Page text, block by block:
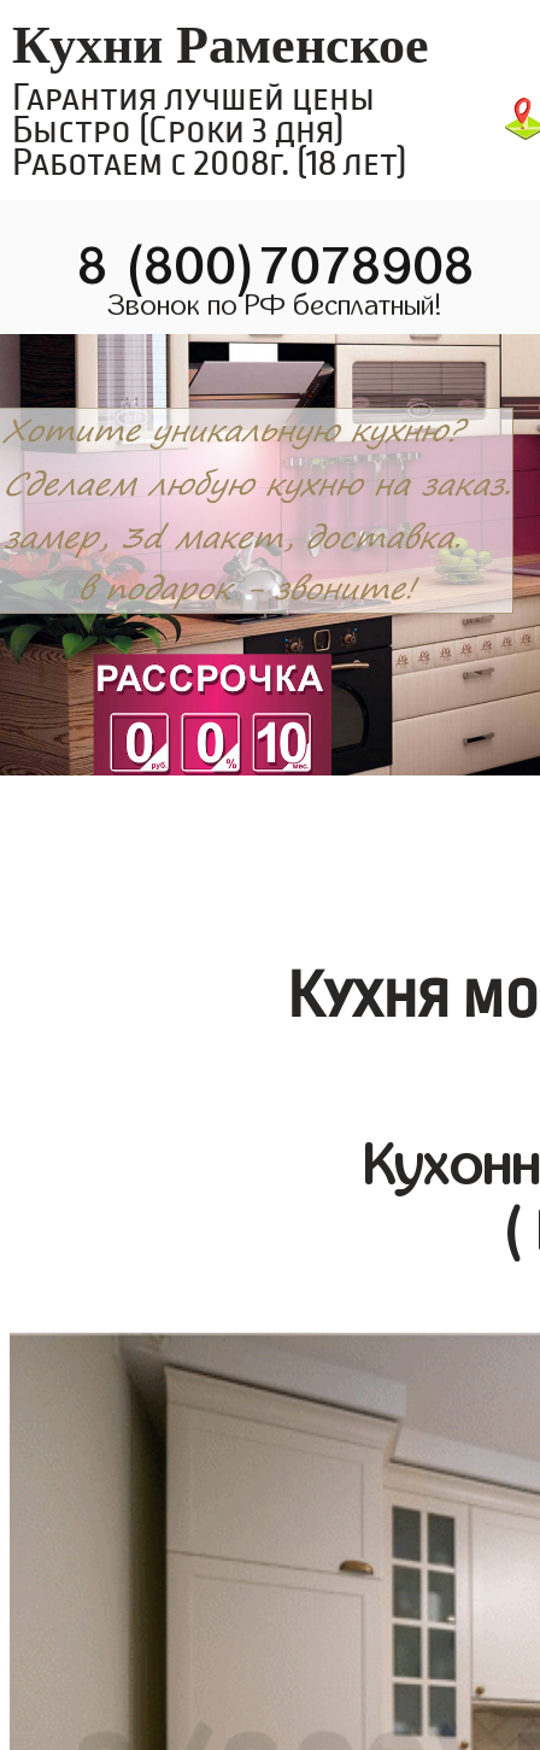
Кухни Раменское
Гарантия лучшей цены
Быстро (Сроки 3 дня)
Работаем с 2008г. (18 лет)
8 (800)7078908
Звонок по РФ бесплатный!
Кухня
(